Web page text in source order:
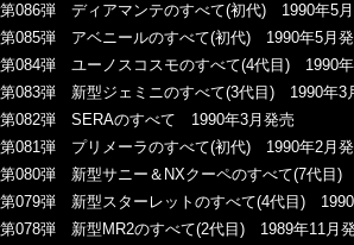
第086弾 ディアマンテのすべて(初代) 1990年5
第085弾 アベニールのすべて(初代) 1990年5月
第084弾 ユーノスコスモのすべて(4代目) 1990年
第083弾 新型ジェミニのすべて(3代目) 1990年3
第082弾 SERAのすべて 1990年3月発売
第081弾 プリメーラのすべて(初代) 1990年2月
第080弾 新型サニー＆NXクーペのすべて(7代目)
第079弾 新型スターレットのすべて(4代目) 1990
第078弾 新型MR2のすべて(2代目) 1989年11月